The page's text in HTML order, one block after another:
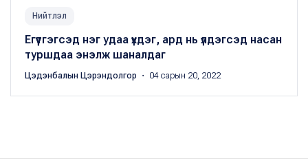
Нийтлэл
Егүүтгэгсэд нэг удаа үхдэг, ард нь үлдэгсэд насан
туршдаа энэлж шаналдаг
Цэдэнбалын Цэрэндолгор ・ 04 сарын 20, 2022